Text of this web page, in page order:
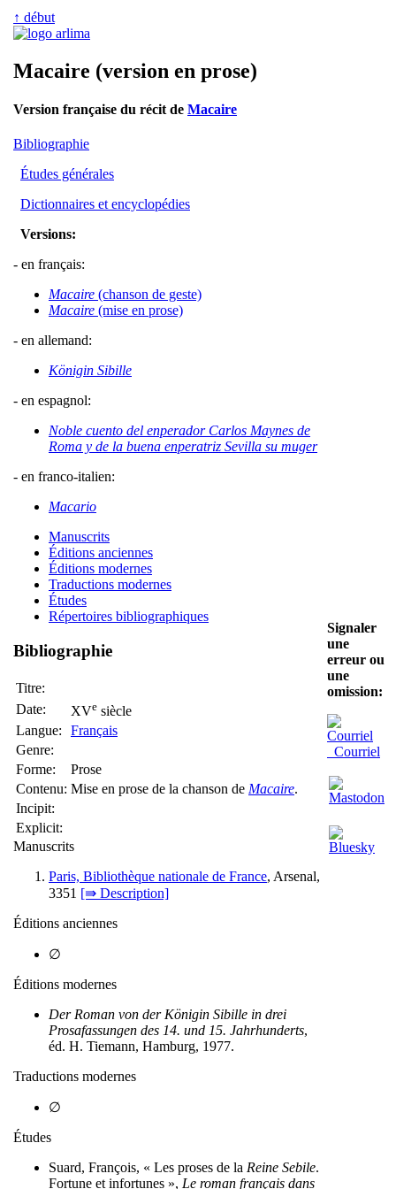
↑ début
Macaire (version en prose)
Version française du récit de Macaire
Bibliographie
Études générales
Dictionnaires et encyclopédies
Versions:
- en français:
Macaire (chanson de geste)
Macaire (mise en prose)
- en allemand:
Königin Sibille
- en espagnol:
Noble cuento del enperador Carlos Maynes de
Roma y de la buena enperatriz Sevilla su muger
- en franco-italien:
Macario
Manuscrits
Éditions anciennes
Éditions modernes
Traductions modernes
Études
Répertoires bibliographiques
Bibliographie
Titre:
Date:
XVe siècle
Langue:
Français
Genre:
Forme:
Prose
Contenu: Mise en prose de la chanson de Macaire.
Incipit:
Explicit:
Manuscrits
Paris, Bibliothèque nationale de France, Arsenal,
3351 [⇛ Description]
Éditions anciennes
∅
Éditions modernes
Der Roman von der Königin Sibille in drei
Prosafassungen des 14. und 15. Jahrhunderts,
éd. H. Tiemann, Hamburg, 1977.
Traductions modernes
∅
Études
Suard, François, « Les proses de la Reine Sebile.
Fortune et infortunes », Le roman français dans
Signaler
une
erreur ou
une
omission:
Courriel